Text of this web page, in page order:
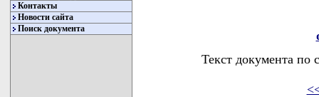
Контакты
Новости сайта
Поиск документа
Текст документа по